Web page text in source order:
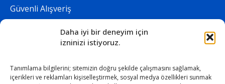
Daha iyi bir deneyim için
izninizi istiyoruz.
Tanımlama bilgilerini; sitemizin doğru şekilde çalışmasını sağlamak,
içerikleri ve reklamları kişiselleştirmek, sosyal medya özellikleri sunmak
Güvenli Alışveriş
İletişim